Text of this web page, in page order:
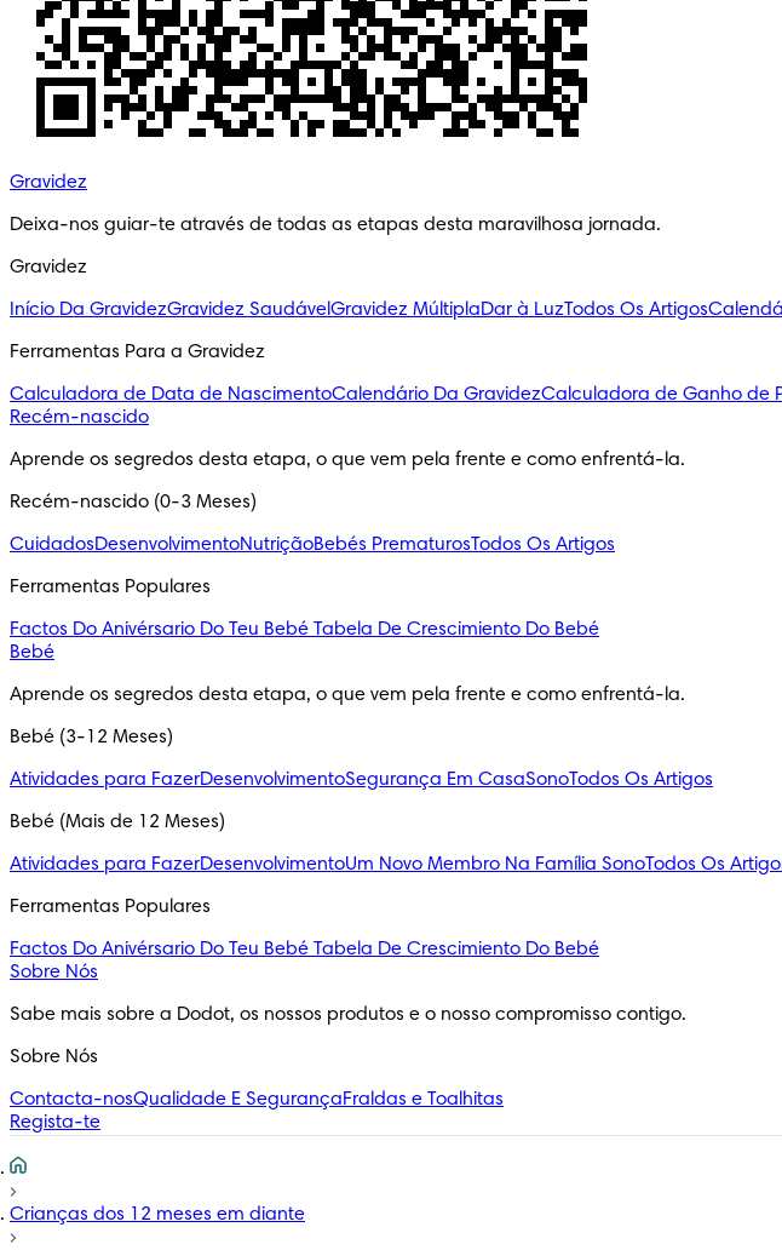
Gravidez
Deixa-nos guiar-te através de todas as etapas desta maravilhosa jornada.
Gravidez
Início Da GravidezGravidez SaudávelGravidez MúltiplaDar à LuzTodos Os Artigos
Ferramentas Para a Gravidez
Calculadora de Data de NascimentoCalendário Da GravidezCalculadora de Ganho de
Recém-nascido
Aprende os segredos desta etapa, o que vem pela frente e como enfrentá-la.
Recém-nascido (0-3 Meses)
CuidadosDesenvolvimentoNutriçãoBebés PrematurosTodos Os Artigos
Ferramentas Populares
Factos Do Anivérsario Do Teu Bebé Tabela De Crescimiento Do Bebé
Bebé
Aprende os segredos desta etapa, o que vem pela frente e como enfrentá-la.
Bebé (3-12 Meses)
Atividades para FazerDesenvolvimentoSegurança Em CasaSonoTodos Os Artigos
Bebé (Mais de 12 Meses)
Atividades para FazerDesenvolvimentoUm Novo Membro Na Família SonoTodos Os
Ferramentas Populares
Factos Do Anivérsario Do Teu Bebé Tabela De Crescimiento Do Bebé
Sobre Nós
Sabe mais sobre a Dodot, os nossos produtos e o nosso compromisso contigo.
Sobre Nós
Contacta-nosQualidade E SegurançaFraldas e Toalhitas
Regista-te
Crianças dos 12 meses em diante